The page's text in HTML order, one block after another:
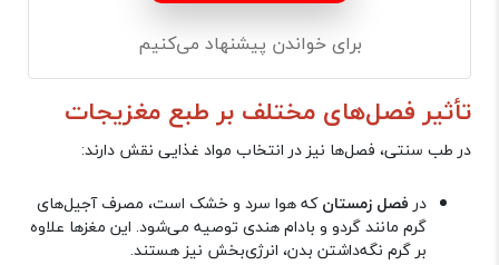
برای خواندن پیشنهاد می‌کنیم
تأثیر فصل‌های مختلف بر طبع مغزیجات
در طب سنتی، فصل‌ها نیز در انتخاب مواد غذایی نقش دارند:
در فصل زمستانکه هوا سرد و خشک است، مصرف آجیل‌های
گرم مانند گردو و بادام هندی توصیه می‌شود. این مغزها علاوه
بر گرم نگه‌داشتن بدن، انرژی‌بخش نیز هستند.